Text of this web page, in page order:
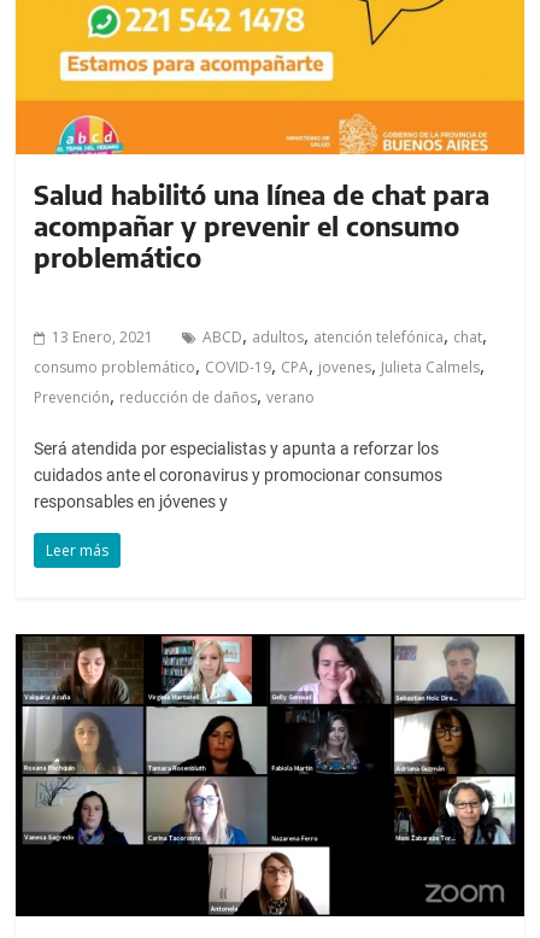
Salud habilitó una línea de chat para
acompañar y prevenir el consumo
problemático
13 Enero, 2021 ABCD, adultos, atención telefónica, chat,
consumo problemático, COVID-19, CPA, jovenes, Julieta Calmels,
Prevención, reducción de daños,verano
Será atendida por especialistas y apunta a reforzar los
cuidados ante el coronavirus y promocionar consumos
responsables en jóvenes y
Leer más